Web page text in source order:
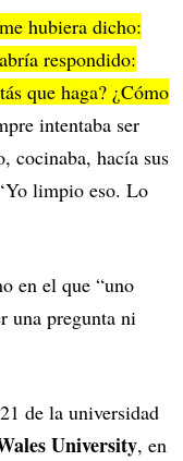
hubiera dicho:
respondido:
que haga? ¿Cómo
intentaba ser
cocinaba, hacía sus
limpio eso. Lo
en el que “uno
una pregunta ni
de la universidad
University, en